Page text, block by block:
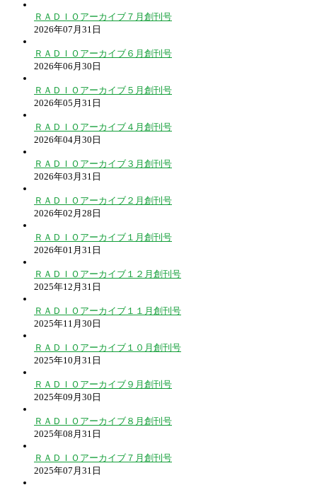
ＲＡＤＩＯアーカイブ７月創刊号
2026年07月31日
ＲＡＤＩＯアーカイブ６月創刊号
2026年06月30日
ＲＡＤＩＯアーカイブ５月創刊号
2026年05月31日
ＲＡＤＩＯアーカイブ４月創刊号
2026年04月30日
ＲＡＤＩＯアーカイブ３月創刊号
2026年03月31日
ＲＡＤＩＯアーカイブ２月創刊号
2026年02月28日
ＲＡＤＩＯアーカイブ１月創刊号
2026年01月31日
ＲＡＤＩＯアーカイブ１２月創刊号
2025年12月31日
ＲＡＤＩＯアーカイブ１１月創刊号
2025年11月30日
ＲＡＤＩＯアーカイブ１０月創刊号
2025年10月31日
ＲＡＤＩＯアーカイブ９月創刊号
2025年09月30日
ＲＡＤＩＯアーカイブ８月創刊号
2025年08月31日
ＲＡＤＩＯアーカイブ７月創刊号
2025年07月31日